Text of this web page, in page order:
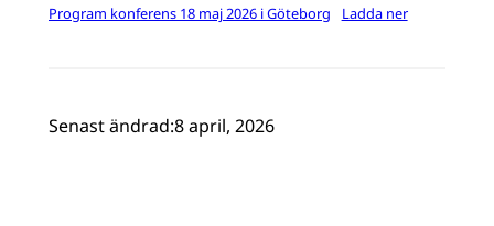
Program konferens 18 maj 2026 i Göteborg
Ladda ner
Senast ändrad:8 april, 2026